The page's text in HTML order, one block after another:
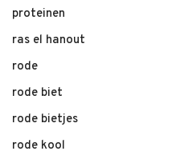
proteinen
ras el hanout
rode
rode biet
rode bietjes
rode kool